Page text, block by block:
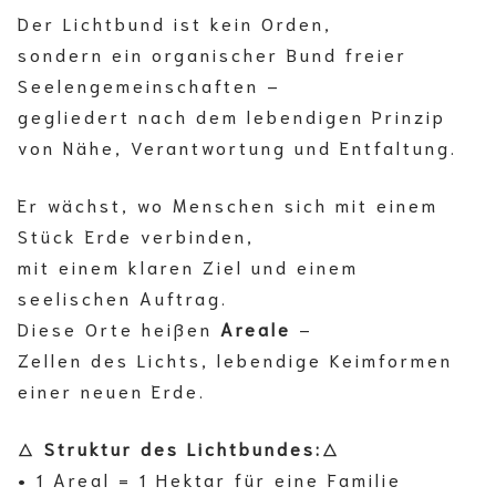
Der Lichtbund ist kein Orden,
sondern ein organischer Bund freier
Seelengemeinschaften –
gegliedert nach dem lebendigen Prinzip
von Nähe, Verantwortung und Entfaltung.
Er wächst, wo Menschen sich mit einem
Stück Erde verbinden,
mit einem klaren Ziel und einem
seelischen Auftrag.
Diese Orte heißen Areale –
Zellen des Lichts, lebendige Keimformen
einer neuen Erde.
🜂 Struktur des Lichtbundes: 🜂
• 1 Areal = 1 Hektar für eine Familie